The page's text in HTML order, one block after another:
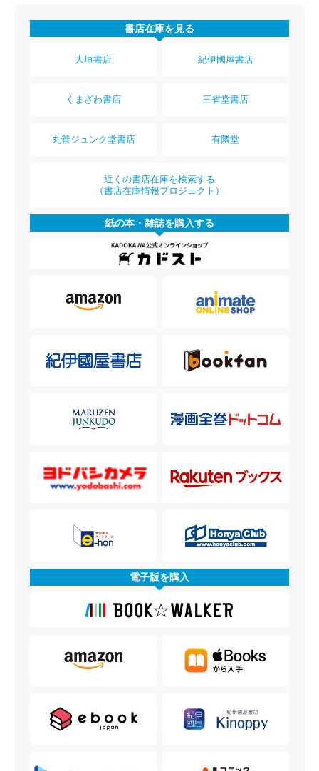
書店在庫を見る
大垣書店 紀伊國屋書店
くまざわ書店 三省堂書店
丸善ジュンク堂書店 有隣堂
近くの書店在庫を検索する
（書店在庫情報プロジェクト）
紙の本・雑誌を購入する
電子版を購入